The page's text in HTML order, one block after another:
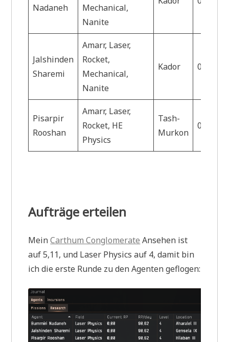
Nadaneh
Mechanical,
Nanite
Jalshinden
Sharemi
Amarr, Laser,
Rocket,
Mechanical,
Nanite
Kador 0.7
Pisarpir
Rooshan
Amarr, Laser,
Rocket, HE
Physics
Tash-
Murkon
0.9
Aufträge erteilen
MeinCarthum Conglomerate Ansehen ist
auf 5,11, und Laser Physics auf 4, damit bin
ich die erste Runde zu den Agenten geflogen: